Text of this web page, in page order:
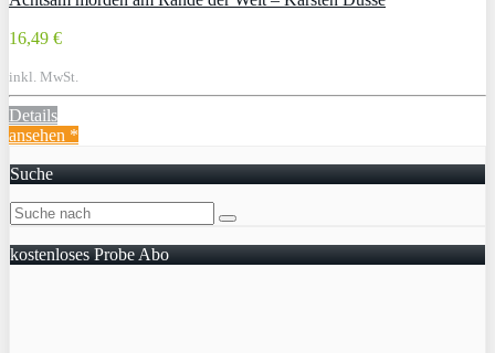
16,49 €
inkl. MwSt.
Details
ansehen *
Suche
kostenloses Probe Abo